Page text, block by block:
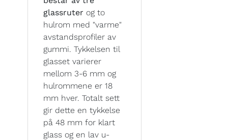
glassruter og to
hulrom med "varme"
avstandsprofiler av
gummi. Tykkelsen til
glasset varierer
mellom 3-6 mm og
hulrommene er 18
mm hver. Totalt sett
gir dette en tykkelse
på 48 mm for klart
glass og en lav u-